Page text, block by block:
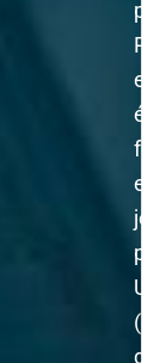
e
é
em
de